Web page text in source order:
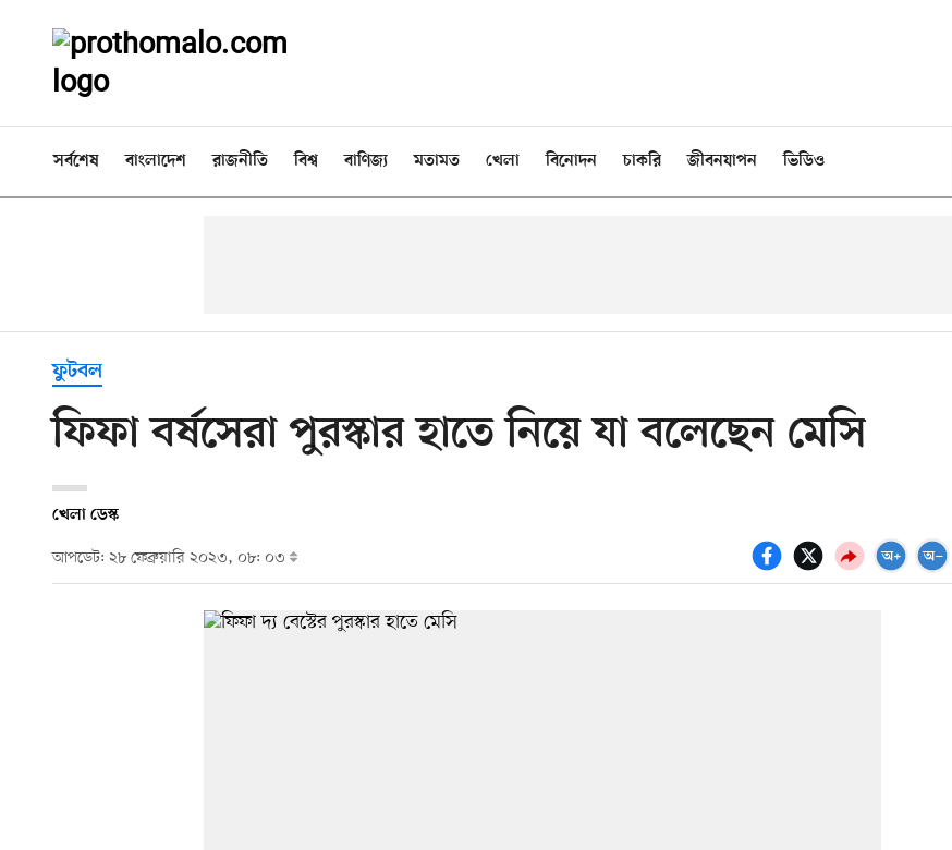
সর্বশেষ বাংলাদেশ রাজনীতি বিশ্ব বাণিজ্য মতামত খেলা বিনোদন চাকরি জীবনযাপন ভিডিও
ফুটবল
ফিফা বর্ষসেরা পুরস্কার হাতে নিয়ে যা বলেছেন মেসি
খেলা ডেস্ক
আপডেট: ২৮ ফেব্রুয়ারি ২০২৩, ০৮: ০৩